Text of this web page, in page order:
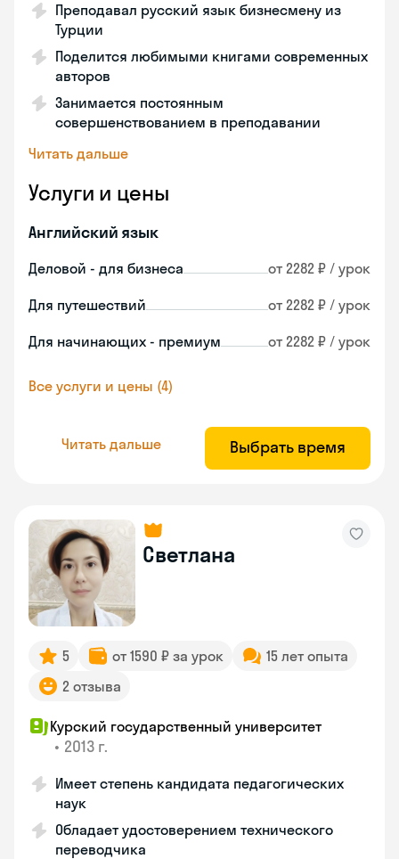
Преподавал русский язык бизнесмену из
Турции
Поделится любимыми книгами современных
авторов
Занимается постоянным
совершенствованием в преподавании
Читать дальше
Услуги и цены
Английский язык
Деловой - для бизнеса от 2282 ₽ / урок
Для путешествий от 2282 ₽ / урок
Для начинающих - премиум от 2282 ₽ / урок
Все услуги и цены (4)
Читать дальше Выбрать время
Светлана
5 от 1590 ₽ за урок
15 лет опыта
2 отзыва
Курский государственный университет
• 2013 г.
Имеет степень кандидата педагогических
наук
Обладает удостоверением технического
переводчика